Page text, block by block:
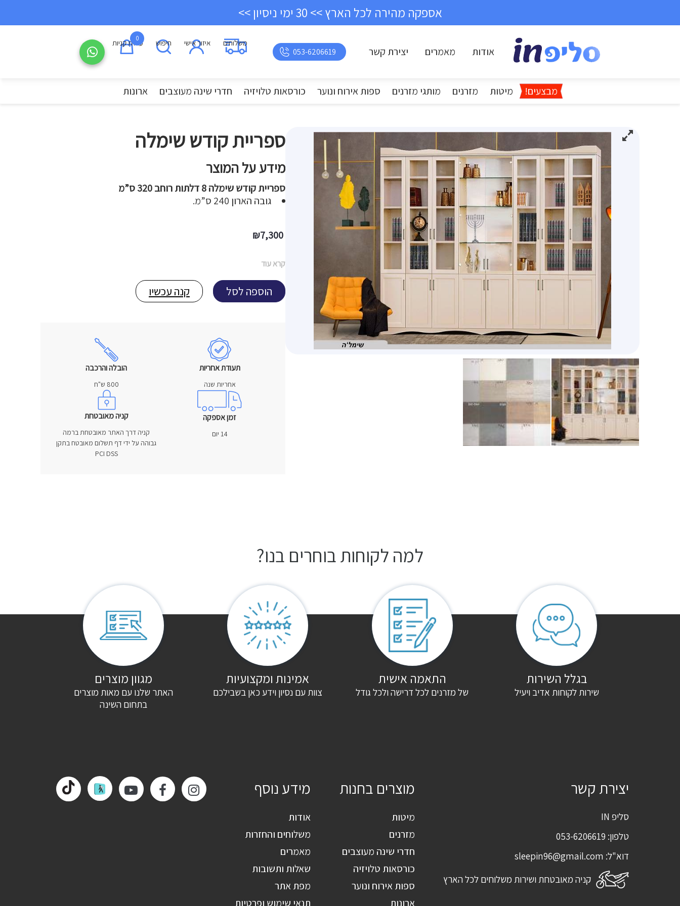
אספקה מהירה לכל הארץ >> 30 ימי ניסיון >>
אודות מאמרים יצירת קשר 053-6206619
משלוחים איזור אישי חיפוש 0
עגלת קניות
מבצעים! מיטות מזרנים מותגי מזרנים ספות אירוח ונוער כורסאות טלויזיה חדרי שינה מעוצבים ארונות
ספריית קודש שימלה
מידע על המוצר
ספריית קודש שימלה 8 דלתות רוחב 320 ס”מ
גובה הארון 240 ס”מ.
7,300
₪
קרא עוד
הוספה לסל קנה עכשיו
תעודת אחריות
אחריות שנה
הובלה והרכבה
800 ש"ח
זמן אספקה
14 יום
קניה מאובטחת
קניה דרך האתר מאובטחת ברמה
גבוהה על ידי דף תשלום מאובטח בתקן
PCI DSS
היה הראשון לכתוב סקירה “ספריית קודש שימלה”
שדות החובה מסומנים
למה לקוחות בוחרים בנו?
בגלל השירות
שירות לקוחות אדיב ויעיל
התאמה אישית
של מזרנים לכל דרישה ולכל גודל
אמינות ומקצועיות
צוות עם נסיון וידע כאן בשבילכם
מגוון מוצרים
האתר שלנו עם מאות מוצרים
בתחום השינה
יצירת קשר
סליפ IN
טלפון: 053-6206619
דוא"ל: sleepin96@gmail.com
קניה מאובטחת ושירות משלוחים לכל הארץ
מוצרים בחנות
מיטות
מזרנים
חדרי שינה מעוצבים
כורסאות טלויזיה
ספות אירוח ונוער
ארונות
מידע נוסף
אודות
משלוחים והחזרות
מאמרים
שאלות ותשובות
מפת אתר
תנאי שימוש ופרטיות